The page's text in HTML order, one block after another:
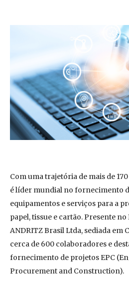
Com uma trajetória de mais de
é líder mundial no fornecimento
equipamentos e serviços para a
papel, tissue e cartão. Presente no
ANDRITZ Brasil Ltda, sediada em
cerca de 600 colaboradores e
fornecimento de projetos EPC
Procurement and Construction).